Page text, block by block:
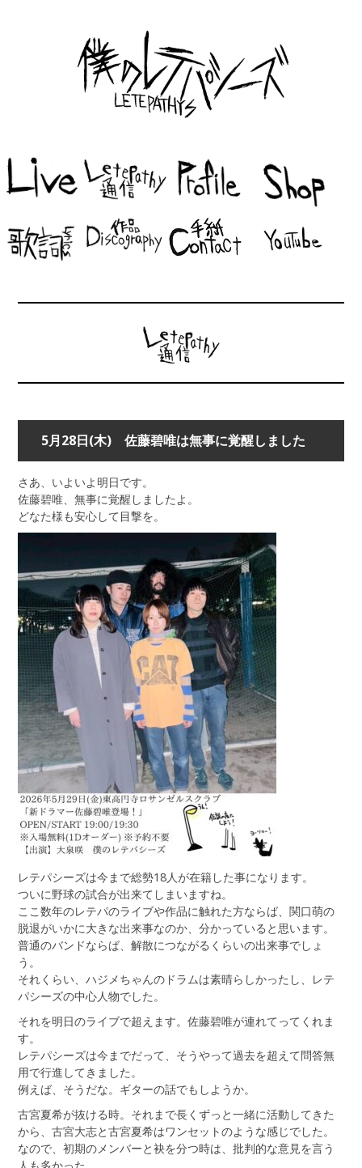
5月28日(木) 佐藤碧唯は無事に覚醒しました
さあ、いよいよ明日です。
佐藤碧唯、無事に覚醒しましたよ。
どなた様も安心して目撃を。
レテパシーズは今まで総勢18人が在籍した事になります。
ついに野球の試合が出来てしまいますね。
ここ数年のレテパのライブや作品に触れた方ならば、関口萌の
脱退がいかに大きな出来事なのか、分かっていると思います。
普通のバンドならば、解散につながるくらいの出来事でしょ
う。
それくらい、ハジメちゃんのドラムは素晴らしかったし、レテ
パシーズの中心人物でした。
それを明日のライブで超えます。佐藤碧唯が連れてってくれま
す。
レテパシーズは今までだって、そうやって過去を超えて問答無
用で行進してきました。
例えば、そうだな。ギターの話でもしようか。
古宮夏希が抜ける時。それまで長くずっと一緒に活動してきた
から、古宮大志と古宮夏希はワンセットのような感じでした。
なので、初期のメンバーと袂を分つ時は、批判的な意見を言う